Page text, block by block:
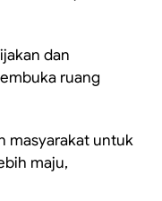
dan
ruang
masyarakat untuk
maju,